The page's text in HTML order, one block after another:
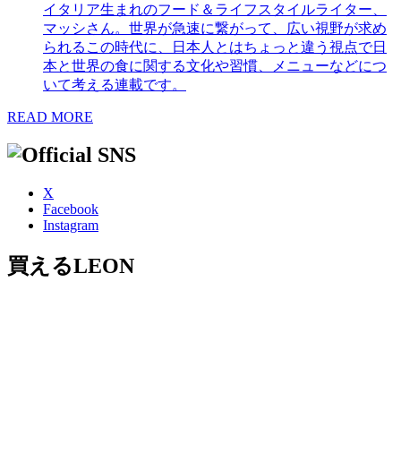
イタリア生まれのフード＆ライフスタイルライター、
マッシさん。世界が急速に繋がって、広い視野が求め
られるこの時代に、日本人とはちょっと違う視点で日
本と世界の食に関する文化や習慣、メニューなどにつ
いて考える連載です。
READ MORE
X
Facebook
Instagram
買えるLEON